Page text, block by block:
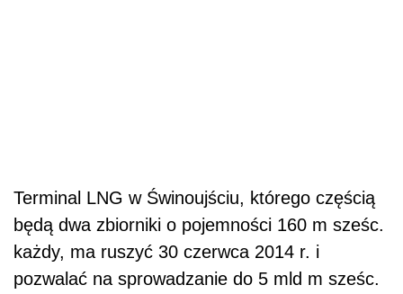
Terminal LNG w Świnoujściu, którego częścią
będą dwa zbiorniki o pojemności 160 m sześc.
każdy, ma ruszyć 30 czerwca 2014 r. i
pozwalać na sprowadzanie do 5 mld m sześc.